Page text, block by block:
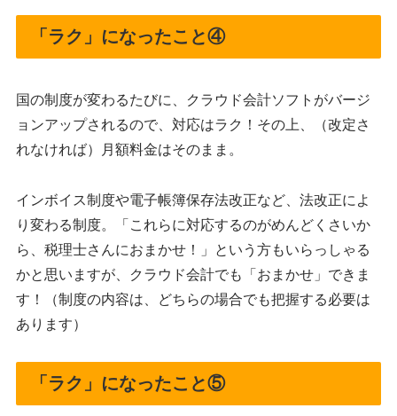
「ラク」になったこと④
国の制度が変わるたびに、クラウド会計ソフトがバージ
ョンアップされるので、対応はラク！その上、（改定さ
れなければ）月額料金はそのまま。
インボイス制度や電子帳簿保存法改正など、法改正によ
り変わる制度。「これらに対応するのがめんどくさいか
ら、税理士さんにおまかせ！」という方もいらっしゃる
かと思いますが、クラウド会計でも「おまかせ」できま
す！（制度の内容は、どちらの場合でも把握する必要は
あります）
「ラク」になったこと⑤